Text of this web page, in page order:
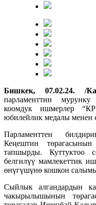
Бишкек, 07.02.24. /
парламенттин
коомдук ишмерлер
юбилейлик медалы
Парламенттен
Кеңештин
тапшырды. Куттуктоо
белгилүү мамлекеттик
өнүгүшүнө кошкон
Сыйлык алгандардын
чакырылышынын